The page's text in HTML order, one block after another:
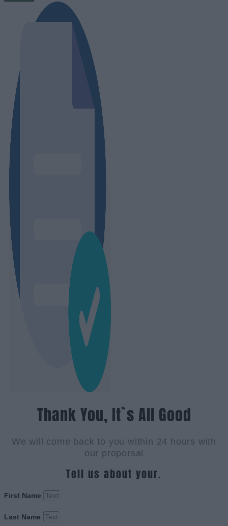
Thank You, It`s All Good
We will come back to you within 24 hours with
our proporsal
Tell us about your.
First Name
Last Name